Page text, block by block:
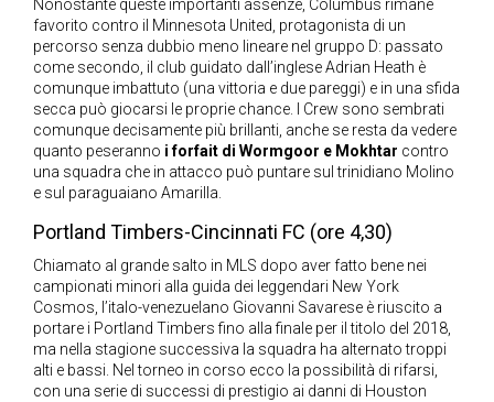
Nonostante queste importanti assenze, Columbus rimane
favorito contro il Minnesota United, protagonista di un
percorso senza dubbio meno lineare nel gruppo D: passato
come secondo, il club guidato dall’inglese Adrian Heath è
comunque imbattuto (una vittoria e due pareggi) e in una sfida
secca può giocarsi le proprie chance. I Crew sono sembrati
comunque decisamente più brillanti, anche se resta da vedere
quanto peseranno i forfait di Wormgoor e Mokhtar contro
una squadra che in attacco può puntare sul trinidiano Molino
e sul paraguaiano Amarilla.
Portland Timbers-Cincinnati FC (ore 4,30)
Chiamato al grande salto in MLS dopo aver fatto bene nei
campionati minori alla guida dei leggendari New York
Cosmos, l’italo-venezuelano Giovanni Savarese è riuscito a
portare i Portland Timbers fino alla finale per il titolo del 2018,
ma nella stagione successiva la squadra ha alternato troppi
alti e bassi. Nel torneo in corso ecco la possibilità di rifarsi,
con una serie di successi di prestigio ai danni di Houston